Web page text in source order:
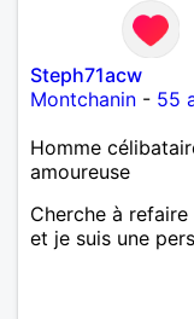
Steph71acw
Montchanin - 55
Homme
amoureuse
Cherche à
et je suis une